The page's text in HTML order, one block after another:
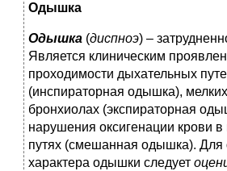
Одышка
Одышка (диспноэ) –
Является клиническим
проходимости дыхательных
(инспираторная одышка),
бронхиолах (экспираторная
нарушения оксигенации крови
путях (смешанная одышка). Для
характера одышки следует